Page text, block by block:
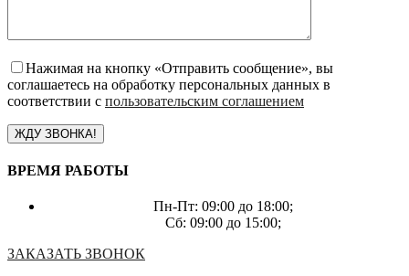
Нажимая на кнопку «Отправить сообщение», вы
соглашаетесь на обработку персональных данных в
соответствии с пользовательским соглашением
ВРЕМЯ РАБОТЫ
Пн-Пт: 09:00 до 18:00;
Сб: 09:00 до 15:00;
ЗАКАЗАТЬ ЗВОНОК